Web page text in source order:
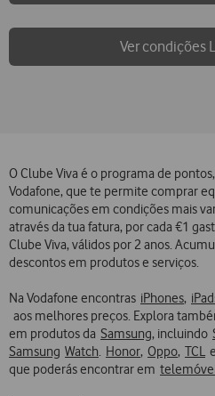
Ver condições
O Clube Viva é o programa de
Vodafone, que te permite comprar
comunicações em condições mais
através da tua fatura, por cada €1
Clube Viva, válidos por 2 anos.
descontos em produtos e serviços.
Na Vodafone encontras iPhones,
aos melhores preços. Explora
em produtos da Samsung, incluindo
Samsung Watch. Honor, Oppo, TCL e
que poderás encontrar em